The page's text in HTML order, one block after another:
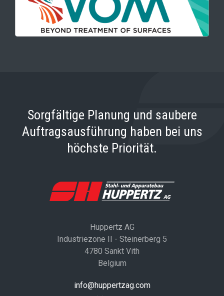
Sorgfältige Planung und saubere
Auftragsausführung haben bei uns
höchste Priorität.
Huppertz AG
Industriezone II - Steinerberg 5
4780 Sankt Vith
Belgium
info@huppertzag.com